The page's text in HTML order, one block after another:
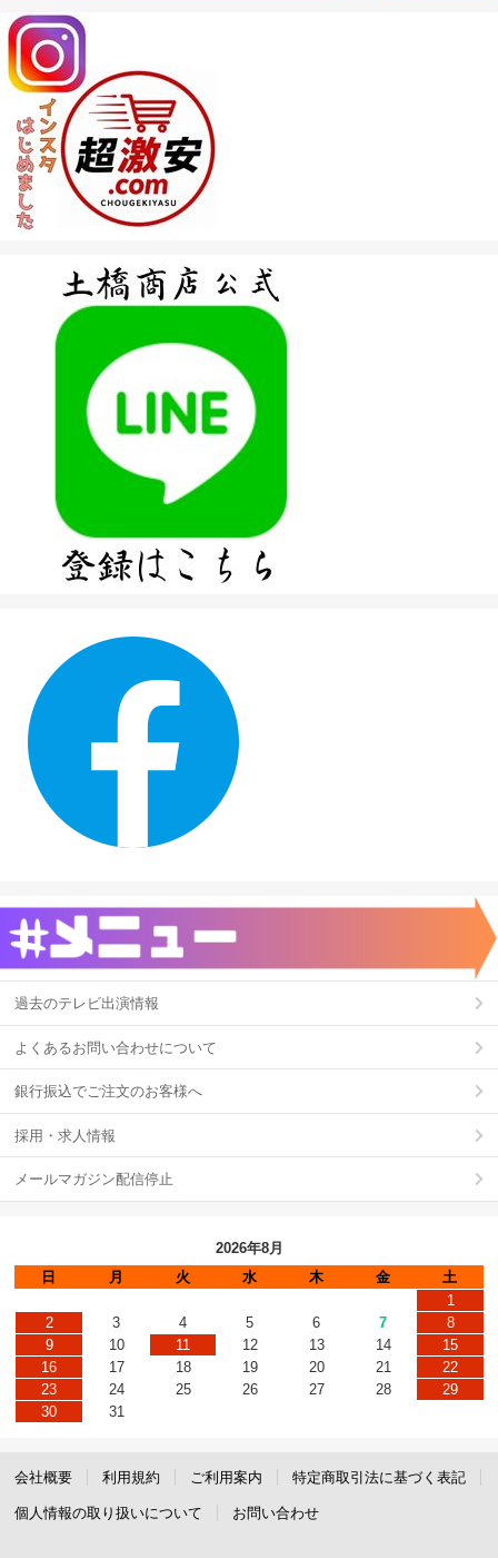
過去のテレビ出演情報
よくあるお問い合わせについて
銀行振込でご注文のお客様へ
採用・求人情報
メールマガジン配信停止
2026年8月
日
月 火 水 木 金
土
1
2
3 4 5 6 7
8
9
10 11 12 13 14
15
16
17 18 19 20 21
22
23
24 25 26 27 28
29
30
31
会社概要 利用規約 ご利用案内 特定商取引法に基づく表記
個人情報の取り扱いについて お問い合わせ